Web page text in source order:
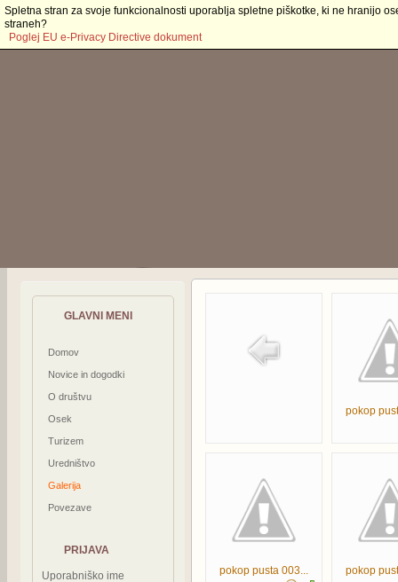
GLAVNI MENI
Domov
Novice in dogodki
O društvu
Osek
Turizem
Uredništvo
Galerija
Povezave
PRIJAVA
Uporabniško ime
pokop
pokop pusta 003... pokop
Spletna stran za svoje funkcionalnosti uporablja spletne piškotke, ki ne hranijo
straneh?
Poglej EU e-Privacy Directive dokument